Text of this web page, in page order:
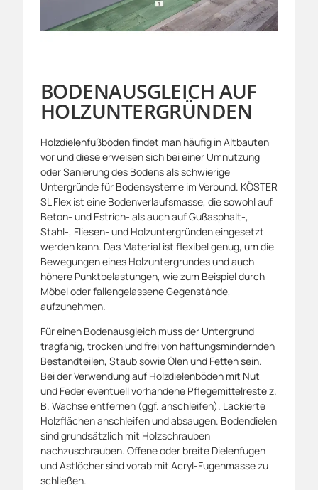
BODENAUSGLEICH AUF
HOLZUNTERGRÜNDEN
Holzdielenfußböden findet man häufig in Altbauten
vor und diese erweisen sich bei einer Umnutzung
oder Sanierung des Bodens als schwierige
Untergründe für Bodensysteme im Verbund. KÖSTER
SL Flex ist eine Bodenverlaufsmasse, die sowohl auf
Beton- und Estrich- als auch auf Gußasphalt-,
Stahl-, Fliesen- und Holzuntergründen eingesetzt
werden kann. Das Material ist flexibel genug, um die
Bewegungen eines Holzuntergrundes und auch
höhere Punktbelastungen, wie zum Beispiel durch
Möbel oder fallengelassene Gegenstände,
aufzunehmen.
Für einen Bodenausgleich muss der Untergrund
tragfähig, trocken und frei von haftungsmindernden
Bestandteilen, Staub sowie Ölen und Fetten sein.
Bei der Verwendung auf Holzdielenböden mit Nut
und Feder eventuell vorhandene Pflegemittelreste z.
B. Wachse entfernen (ggf. anschleifen). Lackierte
Holzflächen anschleifen und absaugen. Bodendielen
sind grundsätzlich mit Holzschrauben
nachzuschrauben. Offene oder breite Dielenfugen
und Astlöcher sind vorab mit Acryl-Fugenmasse zu
schließen.